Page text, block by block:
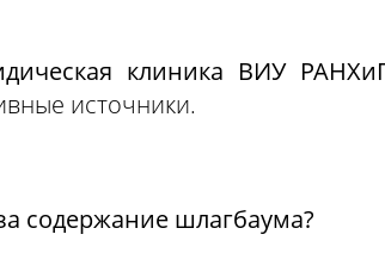
клиника ВИУ
источники.
содержание шлагбаума?